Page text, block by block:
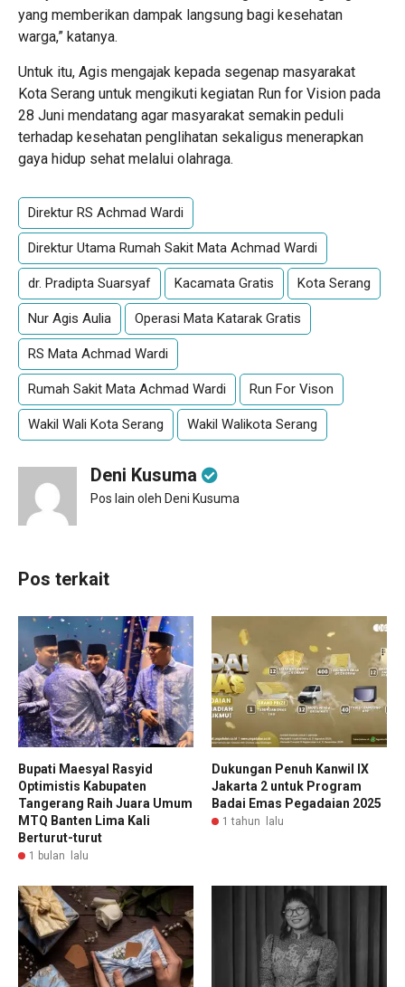
yang memberikan dampak langsung bagi kesehatan
warga,” katanya.
Untuk itu, Agis mengajak kepada segenap masyarakat
Kota Serang untuk mengikuti kegiatan Run for Vision pada
28 Juni mendatang agar masyarakat semakin peduli
terhadap kesehatan penglihatan sekaligus menerapkan
gaya hidup sehat melalui olahraga.
Direktur RS Achmad Wardi
Direktur Utama Rumah Sakit Mata Achmad Wardi
dr. Pradipta Suarsyaf Kacamata Gratis Kota Serang
Nur Agis Aulia Operasi Mata Katarak Gratis
RS Mata Achmad Wardi
Rumah Sakit Mata Achmad Wardi Run For Vison
Wakil Wali Kota Serang Wakil Walikota Serang
Deni Kusuma
Pos lain oleh Deni Kusuma
Pos terkait
Bupati Maesyal Rasyid
Optimistis Kabupaten
Tangerang Raih Juara Umum
MTQ Banten Lima Kali
Berturut-turut
1 bulan lalu
Dukungan Penuh Kanwil IX
Jakarta 2 untuk Program
Badai Emas Pegadaian 2025
1 tahun lalu